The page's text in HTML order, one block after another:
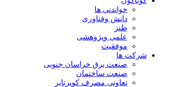
خواندنی ها
دانش وفناوری
طنز
علمی وپژوهشی
موفقیت
شرکت ها
صنعت برق خراسان جنوبی
صنعت ساختمان
تعاونی مصرف کویرتایر